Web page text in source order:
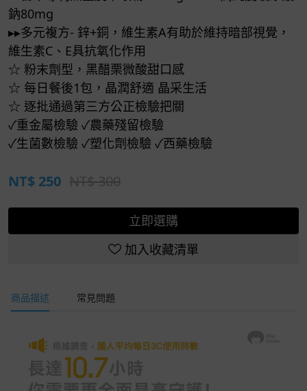
鈉80mg
▸▸多元複方- 鋅+銅，維生素A有助於維持暗部視覺，
維生素C、E具抗氧化作用
☆ 粉末劑型，黑醋栗微酸甜口感
☆ 每日餐後1包，晶潤舒適 晶采生活
☆ 逐批通過第三方公正檢驗把關
✓重金屬檢驗 ✓農藥殘留檢驗
✓生菌數檢驗 ✓塑化劑檢驗 ✓西藥檢驗
NT$ 250 NT$ 300
立即選購
加入收藏清單
商品描述 常見問題